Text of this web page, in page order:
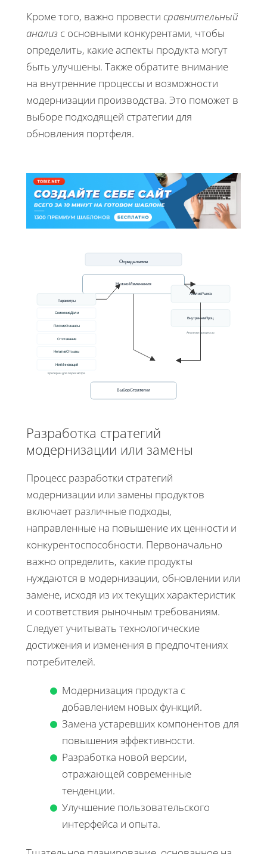
Кроме того, важно провести сравнительный
анализ с основными конкурентами, чтобы
определить, какие аспекты продукта могут
быть улучшены. Также обратите внимание
на внутренние процессы и возможности
модернизации производства. Это поможет в
выборе подходящей стратегии для
обновления портфеля.
Определение
НужныИзменения
Параметры
СнижениеДоли
ПлохиеФинансы
Отставание
НегативОтзывы
НетИнноваций
АнализРынка
ВнутренниеПроц
ВыборСтратегии
Критерии для пересмотра
Анализ и процессы
Разработка стратегий
модернизации или замены
Процесс разработки стратегий
модернизации или замены продуктов
включает различные подходы,
направленные на повышение их ценности и
конкурентоспособности. Первоначально
важно определить, какие продукты
нуждаются в модернизации, обновлении или
замене, исходя из их текущих характеристик
и соответствия рыночным требованиям.
Следует учитывать технологические
достижения и изменения в предпочтениях
потребителей.
Модернизация продукта с
добавлением новых функций.
Замена устаревших компонентов для
повышения эффективности.
Разработка новой версии,
отражающей современные
тенденции.
Улучшение пользовательского
интерфейса и опыта.